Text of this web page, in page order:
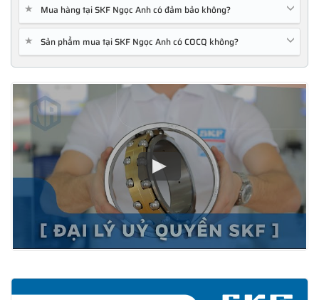
★ Mua hàng tại SKF Ngọc Anh có đảm bảo không?
★ Sản phẩm mua tại SKF Ngọc Anh có COCQ không?